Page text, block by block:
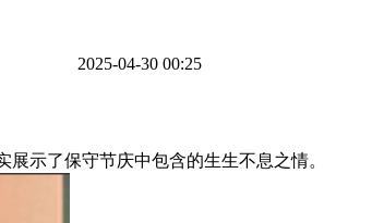
2025-04-30 00:25
示了保守节庆中包含的生生不息之情。